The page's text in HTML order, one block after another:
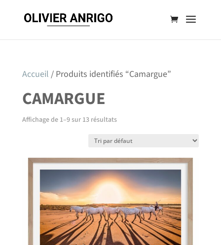
Accueil / Produits identifiés “Camargue”
CAMARGUE
Affichage de 1–9 sur 13 résultats